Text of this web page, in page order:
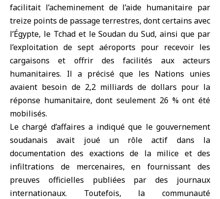
facilitait l’acheminement de l’aide humanitaire par
treize points de passage terrestres, dont certains avec
l’Égypte, le Tchad et le Soudan du Sud, ainsi que par
l’exploitation de sept aéroports pour recevoir les
cargaisons et offrir des facilités aux acteurs
humanitaires. Il a précisé que les Nations unies
avaient besoin de 2,2 milliards de dollars pour la
réponse humanitaire, dont seulement 26 % ont été
mobilisés.
Le chargé d’affaires a indiqué que le gouvernement
soudanais avait joué un rôle actif dans la
documentation des exactions de la milice et des
infiltrations de mercenaires, en fournissant des
preuves officielles publiées par des journaux
internationaux. Toutefois, la communauté